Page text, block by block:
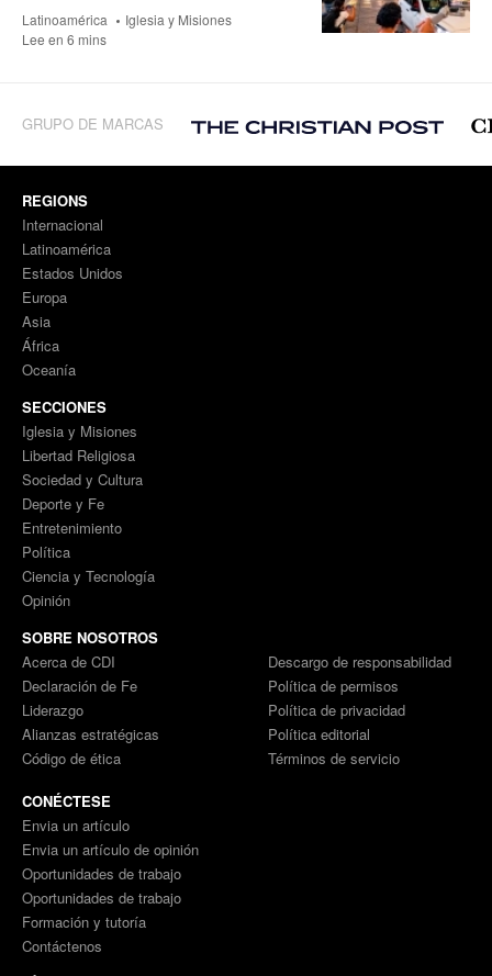
Latinoamérica
Iglesia y Misiones
Lee en 6 mins
GRUPO DE MARCAS
REGIONS
Internacional
Latinoamérica
Estados Unidos
Europa
Asia
África
Oceanía
SECCIONES
Iglesia y Misiones
Libertad Religiosa
Sociedad y Cultura
Deporte y Fe
Entretenimiento
Política
Ciencia y Tecnología
Opinión
SOBRE NOSOTROS
Acerca de CDI
Declaración de Fe
Liderazgo
Alianzas estratégicas
Código de ética
Descargo de responsabilidad
Política de permisos
Política de privacidad
Política editorial
Términos de servicio
CONÉCTESE
Envia un artículo
Envia un artículo de opinión
Oportunidades de trabajo
Oportunidades de trabajo
Formación y tutoría
Contáctenos